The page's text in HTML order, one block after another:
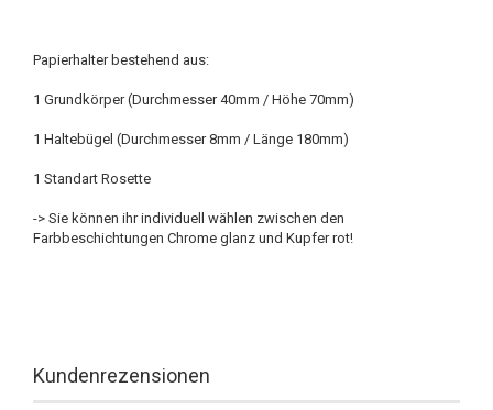
Papierhalter bestehend aus:
1 Grundkörper (Durchmesser 40mm / Höhe 70mm)
1 Haltebügel (Durchmesser 8mm / Länge 180mm)
1 Standart Rosette
-> Sie können ihr individuell wählen zwischen den
Farbbeschichtungen Chrome glanz und Kupfer rot!
Kundenrezensionen